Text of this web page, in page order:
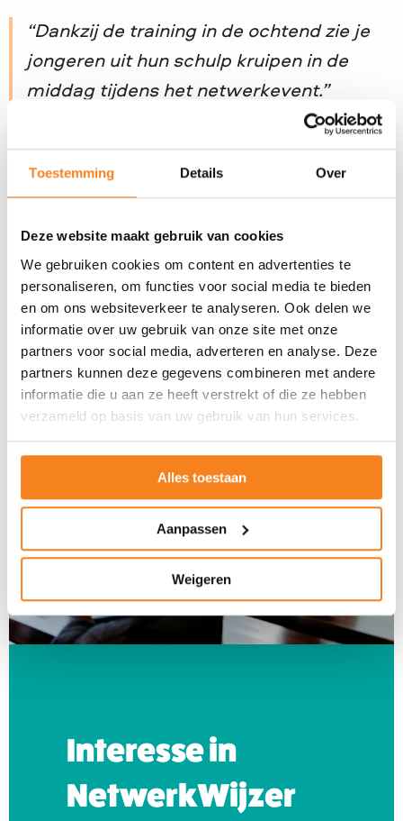
Toestemming Details Over
Deze website maakt gebruik van cookies
We gebruiken cookies om content en advertenties te
personaliseren, om functies voor social media te bieden
en om ons websiteverkeer te analyseren. Ook delen we
informatie over uw gebruik van onze site met onze
partners voor social media, adverteren en analyse. Deze
partners kunnen deze gegevens combineren met andere
informatie die u aan ze heeft verstrekt of die ze hebben
verzameld op basis van uw gebruik van hun services.
Alles toestaan
Aanpassen
Weigeren
Dankzij de training in de ochtend zie je
jongeren uit hun schulp kruipen in de
middag tijdens het netwerkevent.
Voor mbo-scholen
Voor studenten
Interesse in
NetwerkWijzer